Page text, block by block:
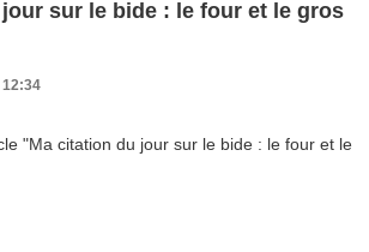
sur le bide : le four et le gros
12:34